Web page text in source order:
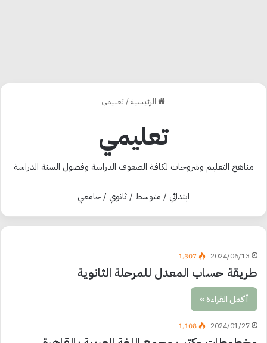
الرئيسية/ تعليمي
تعليمي
مناهج التعليم وشروحات لكافة الصفوف الدراسة وفصول السنة الدراسة
ابتدائي / متوسط /ثانوي /جامعي
2024/06/13 1٬307
طريقة حساب المعدل للمرحلة الثانوية
أكمل القراءة »
2024/01/27 1٬108